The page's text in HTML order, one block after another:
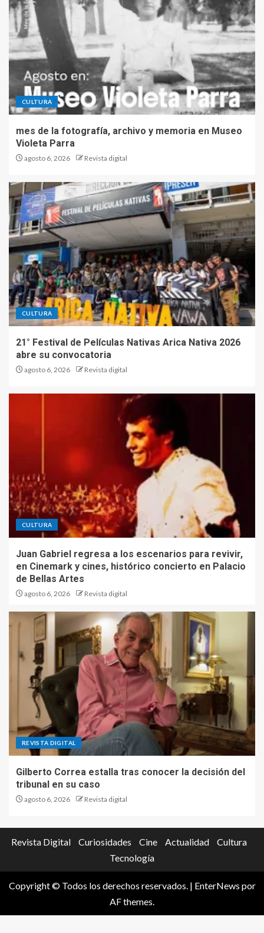
CULTURA
mes de la fotografía, archivo y memoria en Museo
Violeta Parra
agosto 6, 2026 Revista digital
CULTURA
21° Festival de Películas Nativas Arica Nativa 2026
abre su convocatoria
agosto 6, 2026 Revista digital
CULTURA
Juan Gabriel regresa a los escenarios para revivir,
en Cinemark y cines, histórico concierto en Palacio
de Bellas Artes
agosto 6, 2026 Revista digital
REVISTA DIGITAL
Gilberto Correa estalla tras conocer la decisión del
tribunal en su caso
agosto 6, 2026 Revista digital
Revista Digital Curiosidades Cine Actualidad
Cultura
Tecnología
Copyright © Todos los derechos reservados. | EnterNews por
AF themes.